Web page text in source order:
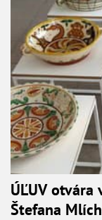
ÚĽUV
Štefana